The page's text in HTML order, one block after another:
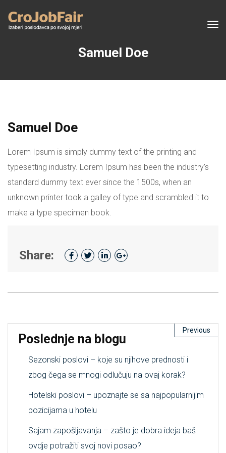
Samuel Doe
Samuel Doe
Lorem Ipsum is simply dummy text of the printing and
typesetting industry. Lorem Ipsum has been the industry’s
standard dummy text ever since the 1500s, when an
unknown printer took a galley of type and scrambled it to
make a type specimen book.
Share:
Previous
Poslednje na blogu
Sezonski poslovi – koje su njihove prednosti i
zbog čega se mnogi odlučuju na ovaj korak?
Hotelski poslovi – upoznajte se sa najpopularnijim
pozicijama u hotelu
Sajam zapošljavanja – zašto je dobra ideja baš
ovdje potražiti svoj novi posao?